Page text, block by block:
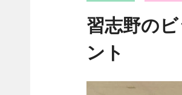
習志野の
ント